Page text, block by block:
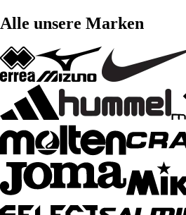
Alle unsere Marken